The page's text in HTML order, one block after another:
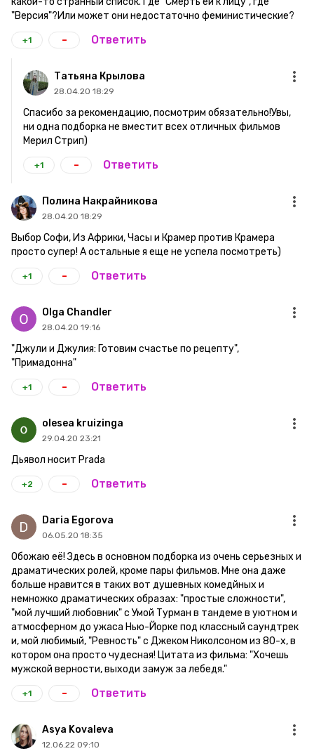
"Версия"?Или может они недостаточно феминистические?
+1 - Ответить
Татьяна Крылова
28.04.20 18:29
Спасибо за рекомендацию, посмотрим обязательно!Увы,
ни одна подборка не вместит всех отличных фильмов
Мерил Стрип)
+1 - Ответить
Полина Накрайникова
28.04.20 18:29
Выбор Софи, Из Африки, Часы и Крамер против Крамера
просто супер! А остальные я еще не успела посмотреть)
+1 - Ответить
Olga Chandler
28.04.20 19:16
"Джули и Джулия: Готовим счастье по рецепту",
"Примадонна"
+1 - Ответить
olesea kruizinga
29.04.20 23:21
Дьявол носит Prada
+2 - Ответить
Daria Egorova
06.05.20 18:35
Обожаю её! Здесь в основном подборка из очень серьезных и
драматических ролей, кроме пары фильмов. Мне она даже
больше нравится в таких вот душевных комедйных и
немножко драматических образах: "простые сложности",
"мой лучший любовник" с Умой Турман в тандеме в уютном и
атмосферном до ужаса Нью-Йорке под классный саундтрек
и, мой любимый, "Ревность" с Джеком Николсоном из 80-х, в
котором она просто чудесная! Цитата из фильма: "Хочешь
мужской верности, выходи замуж за лебедя."
+1 - Ответить
Asya Kovaleva
12.06.22 09:10